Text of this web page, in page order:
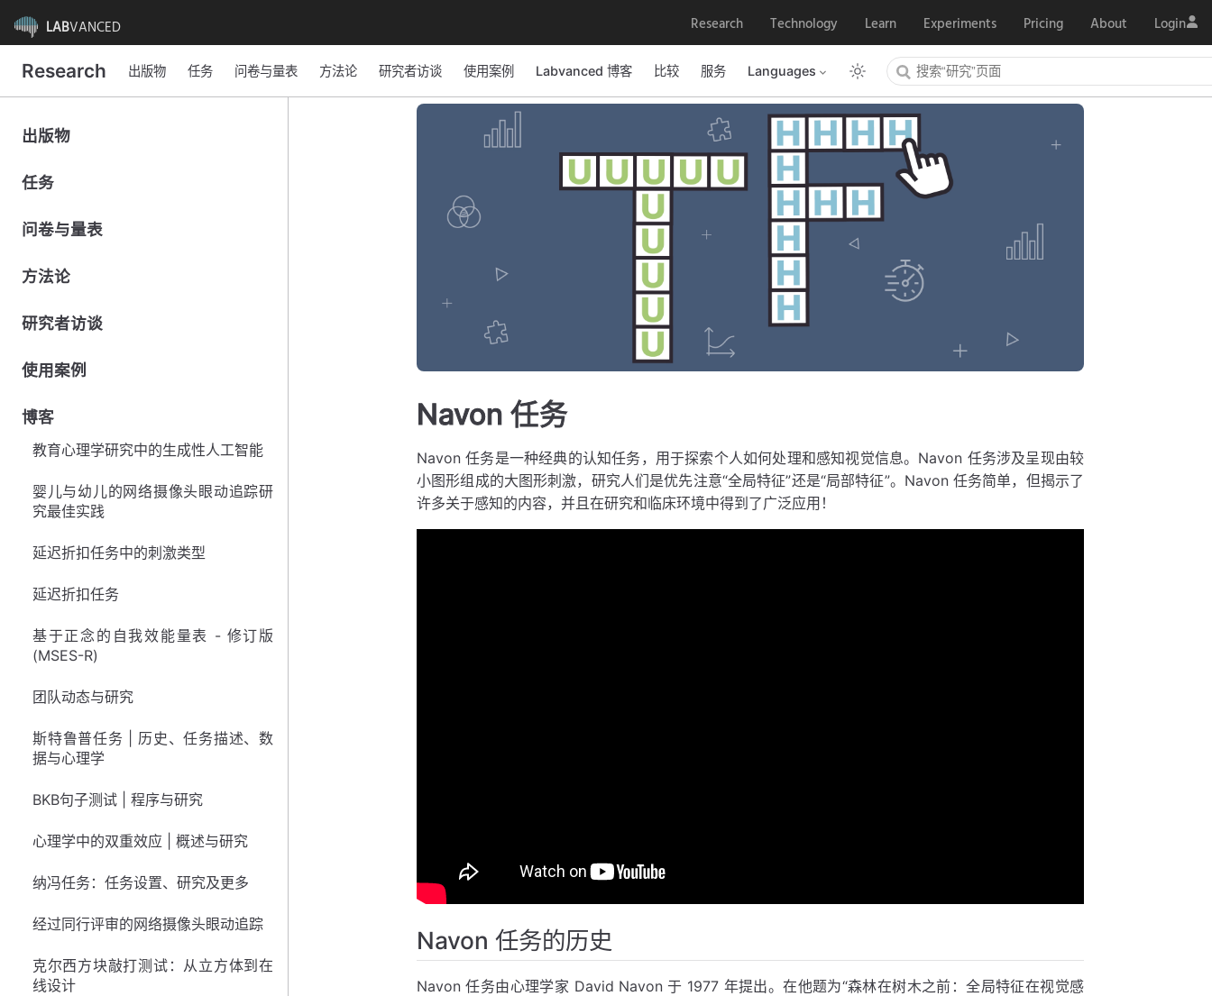
LABVANCED Research Technology Learn Experiments Pricing About Login
Research 出版物 任务 问卷与量表 方法论 研究者访谈 使用案例 Labvanced 博客 比较 服务 Languages
出版物
任务
问卷与量表
方法论
研究者访谈
使用案例
博客
教育心理学研究中的生成性人工智能
婴儿与幼儿的网络摄像头眼动追踪研
究最佳实践
延迟折扣任务中的刺激类型
延迟折扣任务
基于正念的自我效能量表 - 修订版
(MSES-R)
团队动态与研究
斯特鲁普任务 | 历史、任务描述、数
据与心理学
BKB句子测试 | 程序与研究
心理学中的双重效应 | 概述与研究
纳冯任务：任务设置、研究及更多
经过同行评审的网络摄像头眼动追踪
克尔西方块敲打测试：从立方体到在
线设计
Navon 任务
Navon 任务是一种经典的认知任务，用于探索个人如何处理和感知视觉信息。Navon 任务涉及呈现由较
小图形组成的大图形刺激，研究人们是优先注意“全局特征”还是“局部特征”。Navon 任务简单，但揭示了
许多关于感知的内容，并且在研究和临床环境中得到了广泛应用！
Navon 任务的历史
Navon 任务由心理学家 David Navon 于 1977 年提出。在他题为“森林在树木之前：全局特征在视觉感